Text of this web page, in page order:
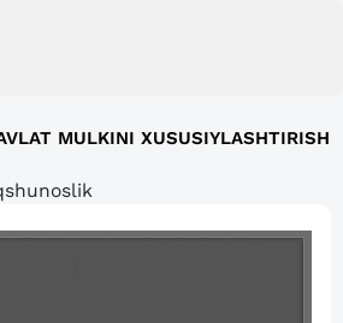
MULKINI XUSUSIYLASHTIRISH